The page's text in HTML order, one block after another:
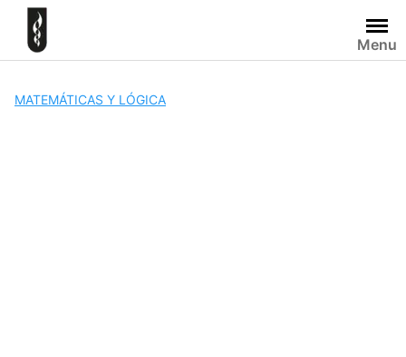
Skip
content
Menu
MATEMÁTICAS Y LÓGICA